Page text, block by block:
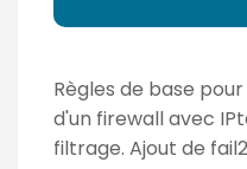
Règles de base
d'un firewall avec
filtrage. Ajout de